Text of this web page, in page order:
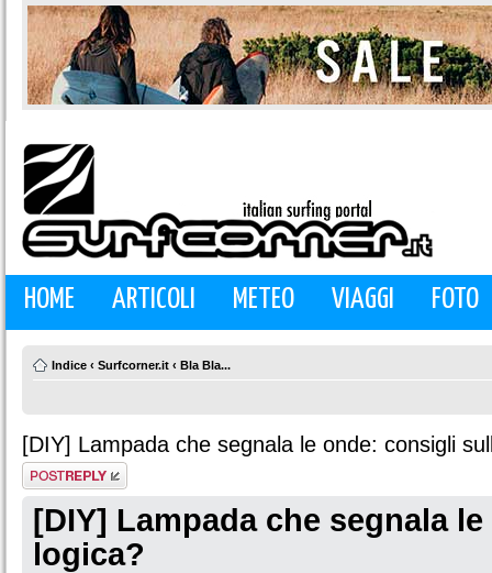
HOME ARTICOLI METEO VIAGGI FOTO
Indice ‹ Surfcorner.it ‹ Bla Bla...
[DIY] Lampada che segnala le onde: consigli
Rispondi al
messaggio
[DIY] Lampada che segnala
logica?